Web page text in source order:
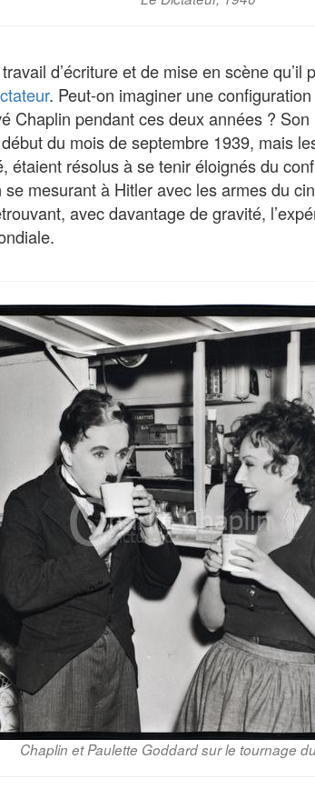
d’écriture et de mise en scène qu’il
. Peut-on imaginer une
Chaplin pendant ces deux années ?
du mois de septembre 1939, mais
étaient résolus à se tenir éloignés du
mesurant à Hitler avec les armes du
avec davantage de gravité,
Chaplin et Paulette Goddard sur le tournage